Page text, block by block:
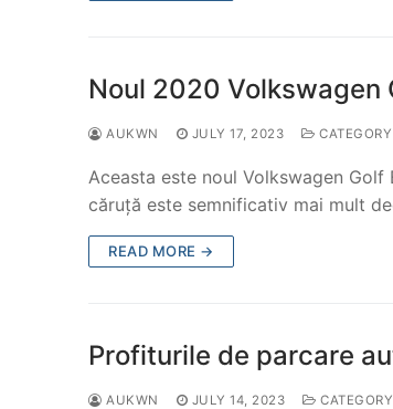
Noul 2020
AUKWN JULY 17, 2023 CATEGORY
Aceasta este noul Volkswagen
căruță este semnificativ mai mult
READ MORE →
Profiturile de parcare
AUKWN JULY 14, 2023 CATEGORY